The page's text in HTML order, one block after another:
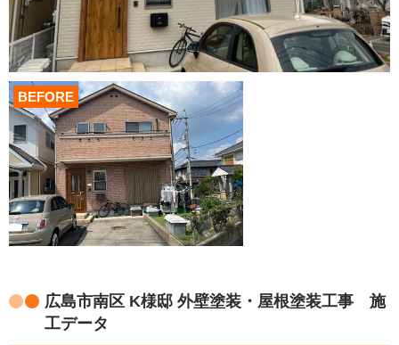
BEFORE
広島市南区 K様邸 外壁塗装・屋根塗装工事 施
工データ